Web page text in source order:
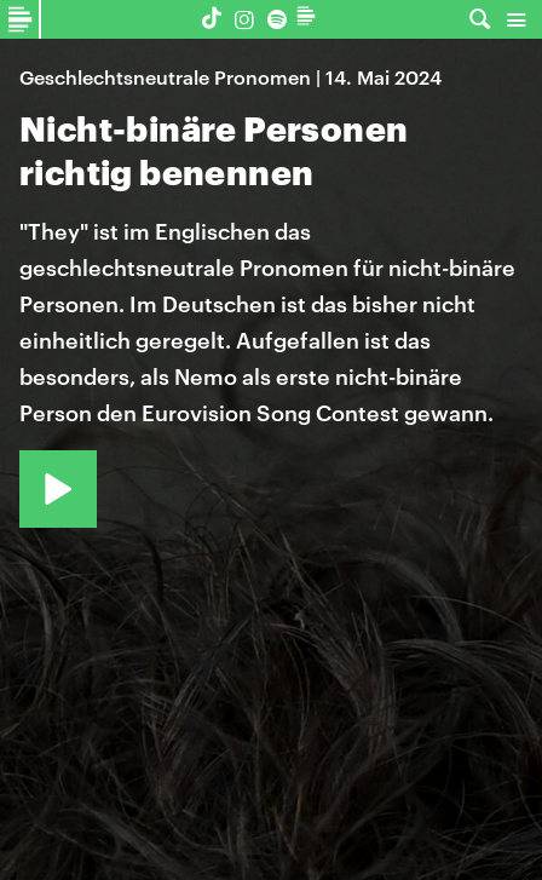
Geschlechtsneutrale Pronomen | 14. Mai 2024
Nicht-binäre Personen
richtig benennen
"They" ist im Englischen das
geschlechtsneutrale Pronomen für nicht-binäre
Personen. Im Deutschen ist das bisher nicht
einheitlich geregelt. Aufgefallen ist das
besonders, als Nemo als erste nicht-binäre
Person den Eurovision Song Contest gewann.